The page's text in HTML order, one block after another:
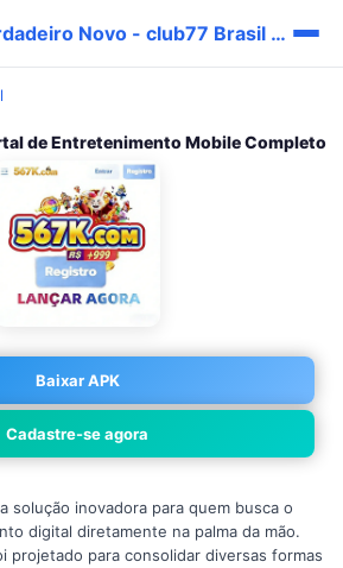
💎 club77 Verdadeiro Novo - club77 Brasil Site Imediato ⭐
de Entretenimento Mobile Completo
Baixar APK
Cadastre-se agora
solução inovadora para quem busca o
digital diretamente na palma da mão.
projetado para consolidar diversas formas